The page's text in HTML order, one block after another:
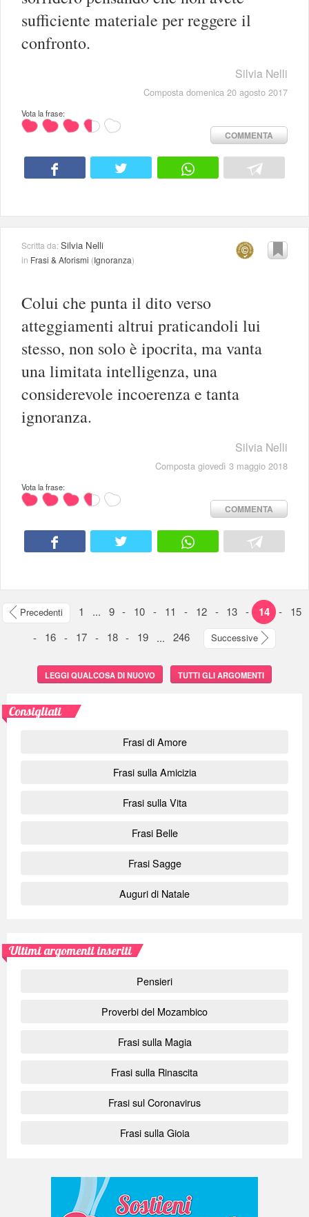
sufficiente materiale per reggere il
confronto.
Silvia Nelli
Composta domenica 20 agosto 2017
Vota la frase:
COMMENTA
Scritta da:Silvia Nelli
in Frasi & Aforismi (Ignoranza)
Colui che punta il dito verso
atteggiamenti altrui praticandoli lui
stesso, non solo è ipocrita, ma vanta
una limitata intelligenza, una
considerevole incoerenza e tanta
ignoranza.
Silvia Nelli
Composta giovedì 3 maggio 2018
Vota la frase:
COMMENTA
Precedenti 1 ... 9 - 10 - 11 - 12 - 13 - 14 -
15
-
16 - 17 - 18 - 19 ... 246 Successive
LEGGI QUALCOSA DI NUOVO TUTTI GLI ARGOMENTI
Consigliati
Frasi di Amore
Frasi sulla Amicizia
Frasi sulla Vita
Frasi Belle
Frasi Sagge
Auguri di Natale
Ultimi argomenti inseriti
Pensieri
Proverbi del Mozambico
Frasi sulla Magia
Frasi sulla Rinascita
Frasi sul Coronavirus
Frasi sulla Gioia